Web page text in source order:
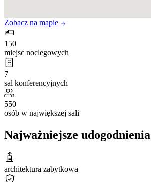
Zobacz na mapie
150
miejsc noclegowych
7
sal konferencyjnych
550
osób w największej sali
Najważniejsze udogodnienia
architektura zabytkowa